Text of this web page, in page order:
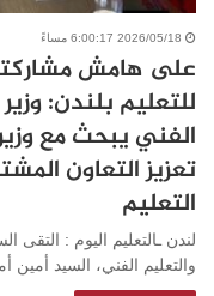
2026/05/18 6:00:17 مساءً
على هامش
للتعليم بلندن:
الفني يبحث مع وزير
تعزيز التعاون
التعليم
لندن ـالتعليم اليوم : التقى
والتعليم الفني، السيد أمين